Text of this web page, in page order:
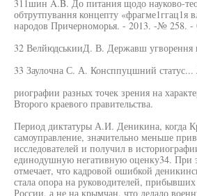
311шин A.B. До питания щодо науково-
обтрутпування концепту «фрагме1ггац1я
народов Причерноморья. - 2013. -№ 258. -
32 ВелйюдськииД. В. Державш
33 Заулочна С. А. Консппуцшний
риографии разных точек зрения на
Второго краевого правительства.
Период диктатуры А.И. Деникина, когда
самоуправление, значительно меньше
исследователей и получил в
единодушную негативную оценку34.
отмечает, что кадровой ошибкой
стала опора на руководителей,
России, а не на крымчан, что делало